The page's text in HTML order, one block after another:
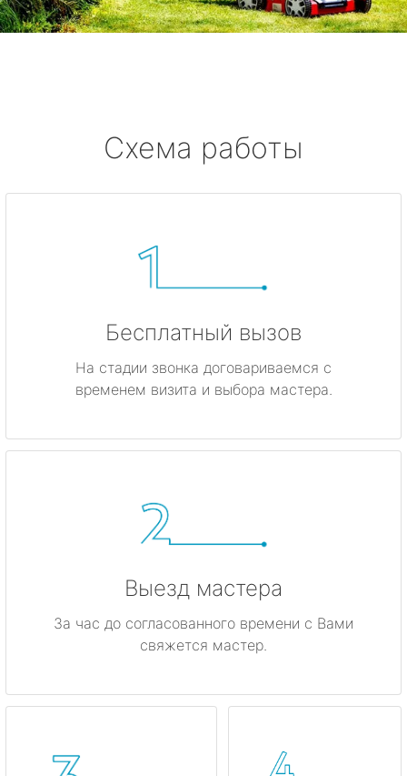
Схема работы
Бесплатный вызов
На стадии звонка договариваемся с
временем визита и выбора мастера.
Выезд мастера
За час до согласованного времени с Вами
свяжется мастер.